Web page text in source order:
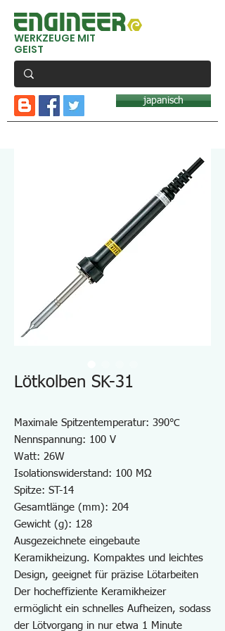
WERKZEUGE MIT
GEIST
japanisch
Lötkolben SK-31
Maximale Spitzentemperatur: 390℃
Nennspannung: 100 V
Watt: 26W
Isolationswiderstand: 100 MΩ
Spitze: ST-14
Gesamtlänge (mm): 204
Gewicht (g): 128
Ausgezeichnete eingebaute
Keramikheizung. Kompaktes und leichtes
Design, geeignet für präzise Lötarbeiten
Der hocheffiziente Keramikheizer
ermöglicht ein schnelles Aufheizen, sodass
der Lötvorgang in nur etwa 1 Minute